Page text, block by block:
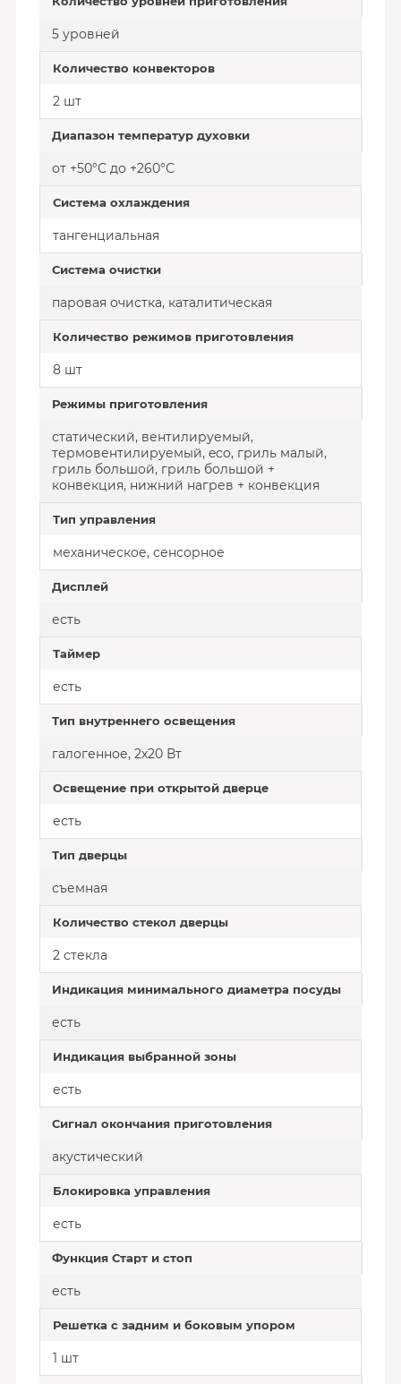
5 уровней
Количество конвекторов
2 шт
Диапазон температур духовки
от +50°С до +260°С
Система охлаждения
тангенциальная
Система очистки
паровая очистка, каталитическая
Количество режимов приготовления
8 шт
Режимы приготовления
статический, вентилируемый,
термовентилируемый, eco, гриль малый,
гриль большой, гриль большой +
конвекция, нижний нагрев + конвекция
Тип управления
механическое, сенсорное
Дисплей
есть
Таймер
есть
Тип внутреннего освещения
галогенное, 2х20 Вт
Освещение при открытой дверце
есть
Тип дверцы
съемная
Количество стекол дверцы
2 стекла
Индикация минимального диаметра посуды
есть
Индикация выбранной зоны
есть
Сигнал окончания приготовления
акустический
Блокировка управления
есть
Функция Старт и стоп
есть
Решетка с задним и боковым упором
1 шт